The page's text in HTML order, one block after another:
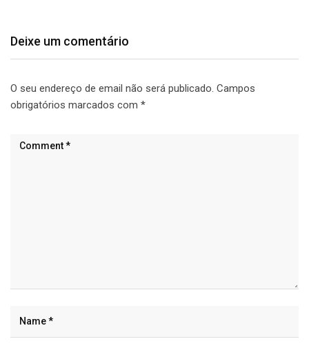
Deixe um comentário
O seu endereço de email não será publicado. Campos
obrigatórios marcados com *